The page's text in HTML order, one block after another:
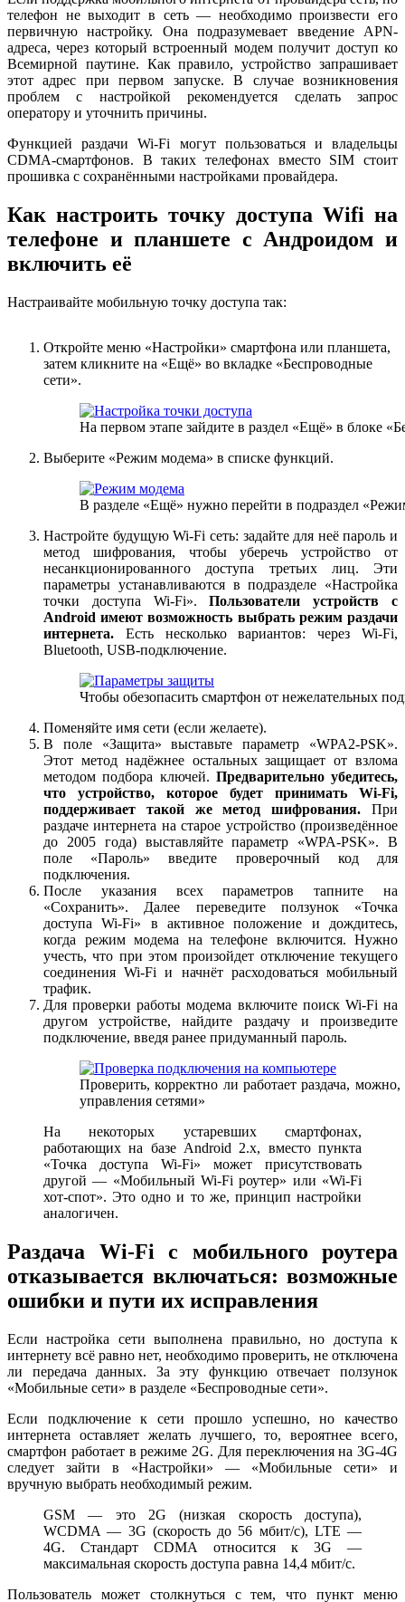
телефон не выходит в сеть — необходимо произвести его
первичную настройку. Она подразумевает введение APN-
адреса, через который встроенный модем получит доступ ко
Всемирной паутине. Как правило, устройство запрашивает
этот адрес при первом запуске. В случае возникновения
проблем с настройкой рекомендуется сделать запрос
оператору и уточнить причины.
Функцией раздачи Wi-Fi могут пользоваться и владельцы
CDMA-смартфонов. В таких телефонах вместо SIM стоит
прошивка с сохранёнными настройками провайдера.
Как настроить точку доступа Wifi на
телефоне и планшете с Андроидом и
включить её
Настраивайте мобильную точку доступа так:
Откройте меню «Настройки» смартфона или планшета,
затем кликните на «Ещё» во вкладке «Беспроводные
сети».
На первом этапе зайдите в раздел «Ещё» в блоке
Выберите «Режим модема» в списке функций.
В разделе «Ещё» нужно перейти в подраздел
Настройте будущую Wi-Fi сеть: задайте для неё пароль и
метод шифрования, чтобы уберечь устройство от
несанкционированного доступа третьих лиц. Эти
параметры устанавливаются в подразделе «Настройка
точки доступа Wi-Fi».Пользователи устройств с
Android имеют возможность выбрать режим раздачи
интернета. Есть несколько вариантов: через Wi-Fi,
Bluetooth, USB-подключение.
Чтобы обезопасить смартфон от нежелательных
Поменяйте имя сети (если желаете).
В поле «Защита» выставьте параметр «WPA2-PSK».
Этот метод надёжнее остальных защищает от взлома
методом подбора ключей. Предварительно убедитесь,
что устройство, которое будет принимать Wi-Fi,
поддерживает такой же метод шифрования. При
раздаче интернета на старое устройство (произведённое
до 2005 года) выставляйте параметр «WPA-PSK». В
поле «Пароль» введите проверочный код для
подключения.
После указания всех параметров тапните на
«Сохранить». Далее переведите ползунок «Точка
доступа Wi-Fi» в активное положение и дождитесь,
когда режим модема на телефоне включится. Нужно
учесть, что при этом произойдет отключение текущего
соединения Wi-Fi и начнёт расходоваться мобильный
трафик.
Для проверки работы модема включите поиск Wi-Fi на
другом устройстве, найдите раздачу и произведите
подключение, введя ранее придуманный пароль.
Проверить, корректно ли работает раздача,
управления сетями»
На некоторых устаревших смартфонах,
работающих на базе Android 2.x, вместо пункта
«Точка доступа Wi-Fi» может присутствовать
другой — «Мобильный Wi-Fi роутер» или «Wi-Fi
хот-спот». Это одно и то же, принцип настройки
аналогичен.
Раздача Wi-Fi c мобильного роутера
отказывается включаться: возможные
ошибки и пути их исправления
Если настройка сети выполнена правильно, но доступа к
интернету всё равно нет, необходимо проверить, не отключена
ли передача данных. За эту функцию отвечает ползунок
«Мобильные сети» в разделе «Беспроводные сети».
Если подключение к сети прошло успешно, но качество
интернета оставляет желать лучшего, то, вероятнее всего,
смартфон работает в режиме 2G. Для переключения на 3G-4G
следует зайти в «Настройки» — «Мобильные сети» и
вручную выбрать необходимый режим.
GSM — это 2G (низкая скорость доступа),
WCDMA — 3G (скорость до 56 мбит/с), LTE —
4G. Стандарт CDMA относится к 3G —
максимальная скорость доступа равна 14,4 мбит/с.
Пользователь может столкнуться с тем, что пункт меню